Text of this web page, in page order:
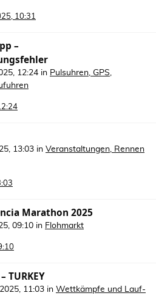
10:31
–
12:24 in Pulsuhren, GPS,
13:03 in Veranstaltungen, Rennen
Marathon 2025
09:10 in Flohmarkt
TURKEY
11:03 in Wettkämpfe und Lauf-